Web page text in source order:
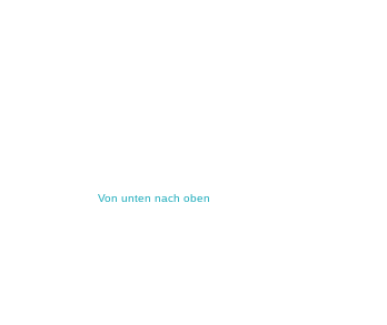
Von unten nach oben